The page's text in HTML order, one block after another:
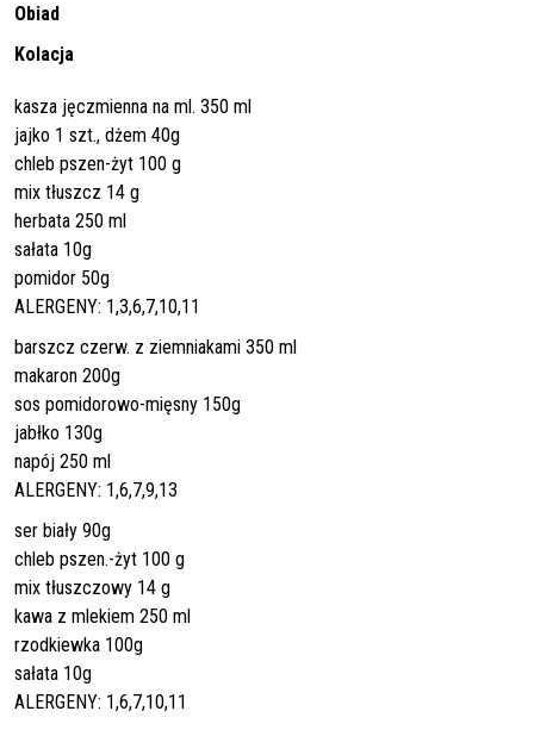
Obiad
Kolacja
kasza jęczmienna na ml. 350 ml
jajko 1 szt., dżem 40g
chleb pszen-żyt 100 g
mix tłuszcz 14 g
herbata 250 ml
sałata 10g
pomidor 50g
ALERGENY: 1,3,6,7,10,11
barszcz czerw. z ziemniakami 350 ml
makaron 200g
sos pomidorowo-mięsny 150g
jabłko 130g
napój 250 ml
ALERGENY: 1,6,7,9,13
ser biały 90g
chleb pszen.-żyt 100 g
mix tłuszczowy 14 g
kawa z mlekiem 250 ml
rzodkiewka 100g
sałata 10g
ALERGENY: 1,6,7,10,11